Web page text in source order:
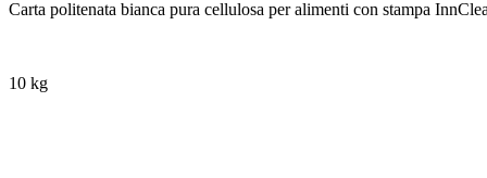
Carta politenata bianca pura cellulosa per alimenti con stampa
10 kg